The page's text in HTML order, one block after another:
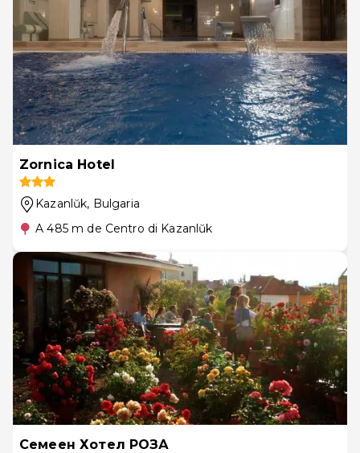
Zornica Hotel
Kazanlŭk, Bulgaria
A 485 m de Centro di Kazanlŭk
Семеен Хотел РОЗА